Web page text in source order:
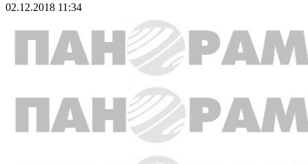
02.12.2018 11:34